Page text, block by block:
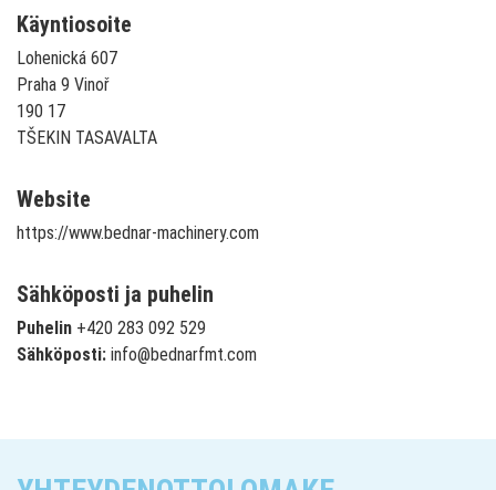
Käyntiosoite
Lohenická 607
Praha 9 Vinoř
190 17
TŠEKIN TASAVALTA
Website
https://www.bednar-machinery.com
Sähköposti ja puhelin
Puhelin +420 283 092 529
Sähköposti: info@bednarfmt.com